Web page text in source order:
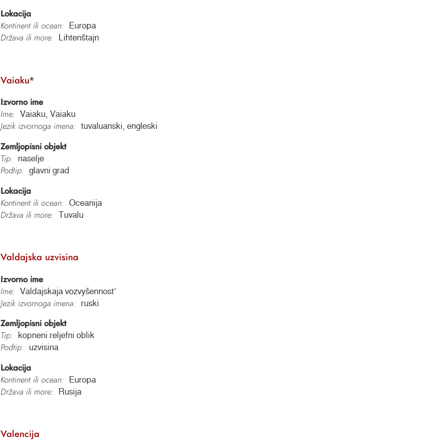
Lokacija
Kontinent ili ocean:
Europa
Država ili more: Lihtenštajn
Vaiaku*
Izvorno ime
Ime:
Vaiaku, Vaiaku
Jezik izvornoga imena: tuvaluanski, engleski
Zemljopisni objekt
Tip:
naselje
Podtip: glavni grad
Lokacija
Kontinent ili ocean:
Oceanija
Država ili more: Tuvalu
Valdajska uzvisina
Izvorno ime
Ime:
Valdajskaja vozvyšennostʼ
Jezik izvornoga imena: ruski
Zemljopisni objekt
Tip:
kopneni reljefni oblik
Podtip: uzvisina
Lokacija
Kontinent ili ocean:
Europa
Država ili more: Rusija
Valencija